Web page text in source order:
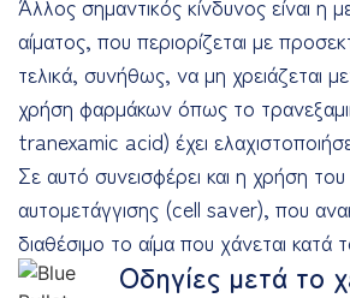
αίματος, που περιορίζεται με
τελικά, συνήθως, να μη χρειάζεται
χρήση φαρμάκων όπως το
tranexamic acid) έχει
Σε αυτό συνεισφέρει και η χρήση
αυτομετάγγισης (cell saver), που
διαθέσιμο το αίμα που χάνεται κατά
Οδηγίες μετά το